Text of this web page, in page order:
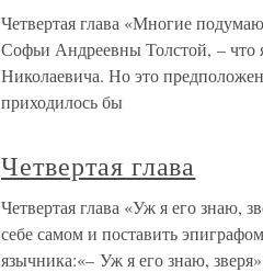
Четвертая глава «Многие
Софьи Андреевны Толстой, – что
Николаевича. Но это
приходилось бы
Четвертая глава
Четвертая глава «Уж я его знаю,
себе самом и поставить
язычника:«– Уж я его знаю,